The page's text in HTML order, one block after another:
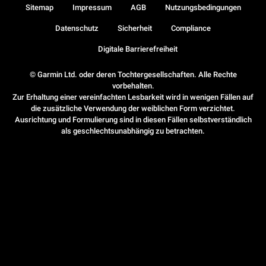
© Garmin Ltd. oder deren Tochtergesellschaften. Alle Rechte
vorbehalten.
Zur Erhaltung einer vereinfachten Lesbarkeit wird in wenigen Fällen auf
die zusätzliche Verwendung der weiblichen Form verzichtet.
Ausrichtung und Formulierung sind in diesen Fällen selbstverständlich
als geschlechtsunabhängig zu betrachten.
Sitemap Impressum AGB Nutzungsbedingungen
Datenschutz Sicherheit Compliance
Digitale Barrierefreiheit